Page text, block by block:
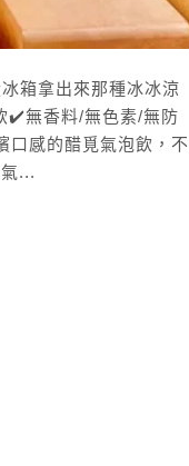
箱拿出來那種冰冰涼
✔️無香料/無色素/無防
口感的醋覓氣泡飲，不
...